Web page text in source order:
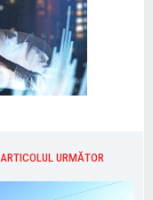
ARTICOLUL URMĂTOR